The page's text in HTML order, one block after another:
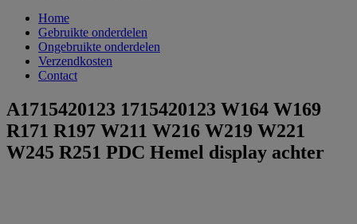
Home
Gebruikte onderdelen
Ongebruikte onderdelen
Verzendkosten
Contact
A1715420123 1715420123 W164 W169
R171 R197 W211 W216 W219 W221
W245 R251 PDC Hemel display achter